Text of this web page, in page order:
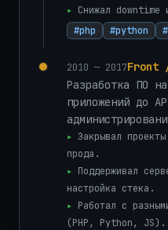
▸ Снижал downtime
#php
#python
2010 — 2017Front
Разработка ПО
приложений до
▸ Закрывал
прода.
▸ Поддерживал
настройка стека.
▸ Работал с
(PHP, Python, JS).